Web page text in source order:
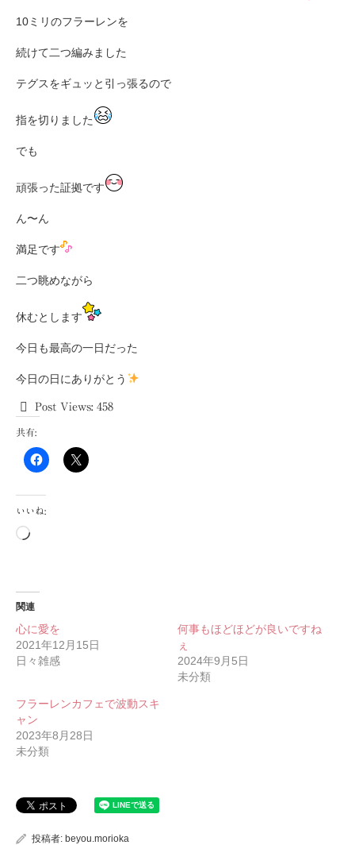
10ミリのフラーレンを
続けて二つ編みました
テグスをギュッと引っ張るので
指を切りました
でも
頑張った証拠です
ん〜ん
満足です
二つ眺めながら
休むとします
今日も最高の一日だった
今日の日にありがとう
Post Views: 458
共有:
いいね:
読
関連
心に愛を
2021年12月15日
日々雑感
何事もほどほどが良いですね
ぇ
2024年9月5日
未分類
フラーレンカフェで波動スキ
ャン
2023年8月28日
未分類
投稿者: beyou.morioka